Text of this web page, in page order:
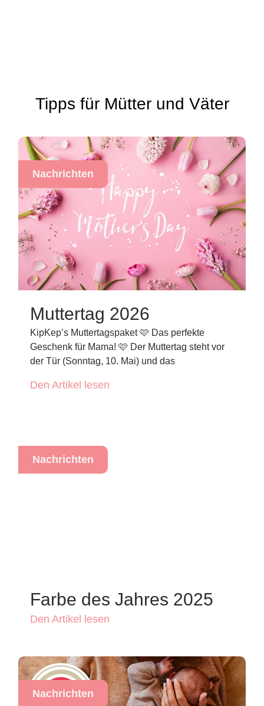
Tipps für Mütter und Väter
Nachrichten
Muttertag 2026
KipKep’s Muttertagspaket 🩷 Das perfekte
Geschenk für Mama! 🩷 Der Muttertag steht vor
der Tür (Sonntag, 10. Mai) und das
Den Artikel lesen
Nachrichten
Farbe des Jahres 2025
Den Artikel lesen
Nachrichten